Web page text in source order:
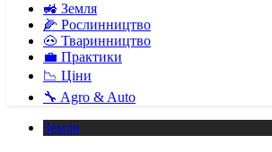
🚜 Земля
🌽 Рослинництво
🐽 Тваринництво
💼 Практики
📉 Ціни
🔧 Agro & Auto
Земля